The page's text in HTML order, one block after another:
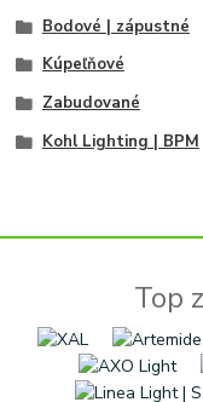
Bodové | zápustné
Kúpeľňové
Zabudované
Kohl Lighting | BPM
Top